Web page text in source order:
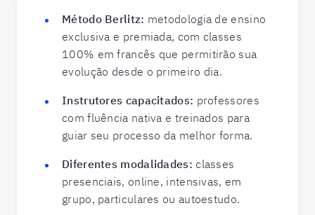
Método Berlitz: metodologia de ensino
exclusiva e premiada, com classes
100% em francês que permitirão sua
evolução desde o primeiro dia.
Instrutores capacitados: professores
com fluência nativa e treinados para
guiar seu processo da melhor forma.
Diferentes modalidades: classes
presenciais, online, intensivas, em
grupo, particulares ou autoestudo.